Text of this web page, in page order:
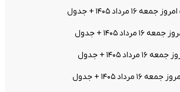
مرداد ۱۴۰۵ + جدول
۱۴۰۵ + جدول
۱۴۰۵ + جدول
۱۴۰۵ + جدول